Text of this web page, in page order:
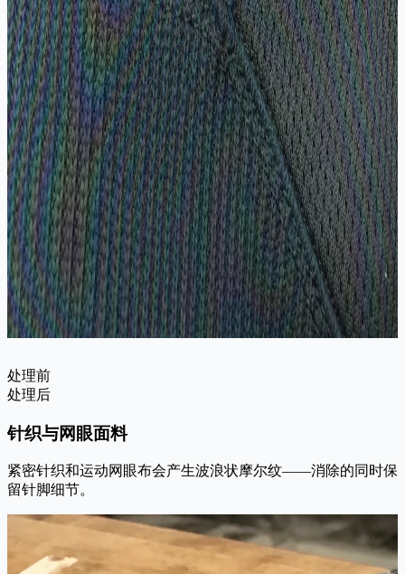
处理前
处理后
针织与网眼面料
紧密针织和运动网眼布会产生波浪状摩尔纹——消除的同时保
留针脚细节。